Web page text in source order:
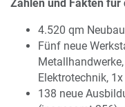
Zahlen und Fakten für
4.520 qm
Fünf neue
Elektrotechnik,
138 neue